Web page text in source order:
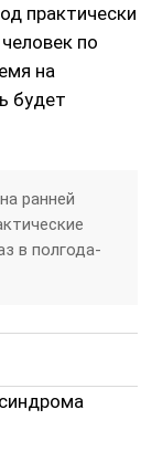
практически
по
на
будет
ранней
в полгода-